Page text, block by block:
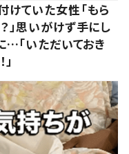
ていた女性「もら
」思いがけず手にし
…「いただいておき